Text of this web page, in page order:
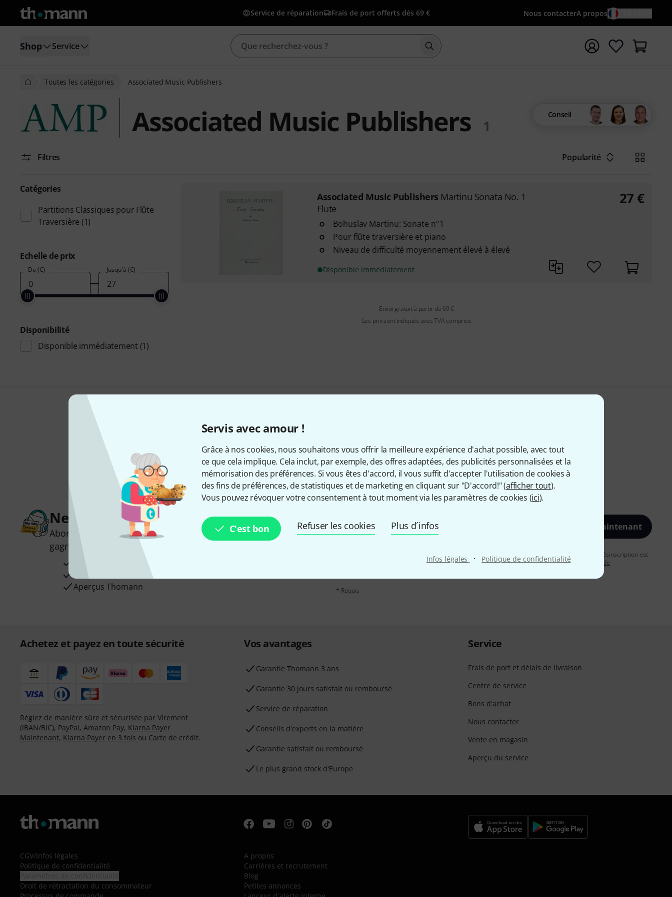
Servis avec amour !
Grâce à nos cookies, nous souhaitons vous offrir la meilleure expérience d'achat possible, avec tout
ce que cela implique. Cela inclut, par exemple, des offres adaptées, des publicités personnalisées et la
mémorisation des préférences. Si vous êtes d'accord, il vous suffit d'accepter l'utilisation de cookies à
des fins de préférences, de statistiques et de marketing en cliquant sur "D'accord!" (afficher tout).
Vous pouvez révoquer votre consentement à tout moment via les paramètres de cookies (ici).
C'est bon Refuser les cookies Plus d´infos
Infos légales · Politique de confidentialité
Service de réparation Frais de port offerts dès 69 € Nous contacterA propos
Shop Service Démarrer la recherche avec le terme de recherche
Toutes les catégories Associated Music Publishers
Associated Music Publishers 1
Conseil
Filtres Popularité
Catégories
Partitions Classiques pour Flûte
Traversière (1)
Echelle de prix
De (€) Jusqu'à (€)
Disponibilité
Disponible immédiatement (1)
Associated Music Publishers Martinu Sonata No. 1
Flute
Bohuslav Martinu: Sonate n°1
Pour flûte traversière et piano
Niveau de difficulté moyennement élevé à élevé
Disponible immédiatement
27 €
Envoi gratuit à partir de 69 €
Les prix sont indiqués avec TVA comprise
Aide et commentaires
Newsletters Thomann
Abonnez-vous à la newsletter Thomann et, avec un peu de chance,
gagnez l'un des 50 bons d'achat d'une valeur de 50 € chacun!
Aperçus Thomann
Adresse e-mail* S'inscrire maintenant
En cliquant sur "S'inscrire maintenant", vous acceptez de recevoir des publicités par e-mail. La désinscription est
possible à tout moment. Vous pouvez trouver plus d'informations à ce sujet dans notre
Politique de
* Requis
Achetez et payez en toute sécurité
Réglez de manière sûre et sécurisée par Virement
(IBAN/BIC), PayPal, Amazon Pay, Klarna Payer
Maintenant, Klarna Payer en 3 fois ou Carte de crédit.
Vos avantages
Ga­ran­tie Thomann 3 ans
Garantie 30 jours satisfait ou remboursé
Service de réparation
Conseils d'experts en la matière
Garantie satisfait ou remboursé
Le plus grand stock d'Europe
Service
Frais de port et délais de livraison
Centre de service
Bons d'achat
Nous contacter
Vente en magasin
Aperçu du service
CGV/Infos légales
Politique de confidentialité
Droit de rétractation du consommateur
A propos
Carrières et recrutement
Blog
Petites annonces